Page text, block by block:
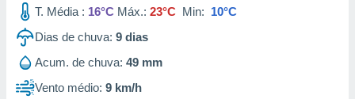
estudos
1199
T. Média : 16°C Máx.: 23°C Min: 10°C
Dias de chuva: 9 dias
Acum. de chuva: 49 mm
Vento médio: 9 km/h